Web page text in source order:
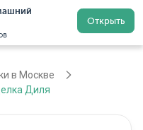
Открыть
Регистрация
в Москве
Диля